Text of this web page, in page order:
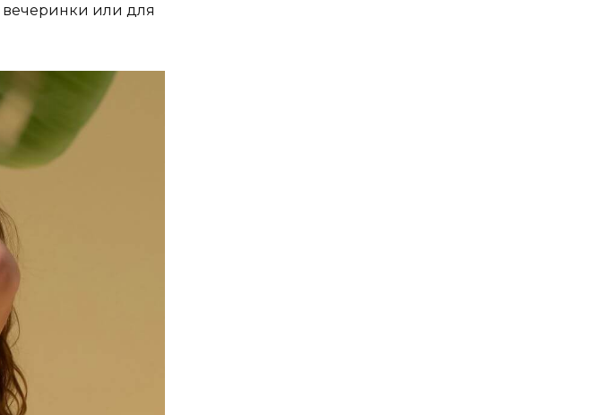
вечеринки или для